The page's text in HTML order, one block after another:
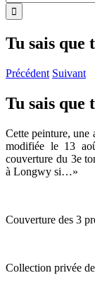
Tu sais que
Précédent Suivant
Tu sais que
Cette peinture, une
modifiée le 13
couverture du 3e
à Longwy si…»
Couverture des 3
Collection privée